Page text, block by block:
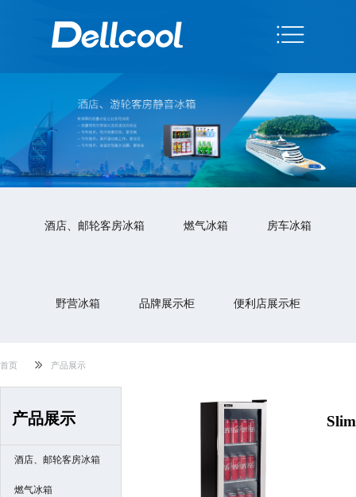
酒店、邮轮客房冰箱 燃气冰箱 房车冰箱
野营冰箱 品牌展示柜 便利店展示柜
首页 产品展示
产品展示
酒店、邮轮客房冰箱
燃气冰箱